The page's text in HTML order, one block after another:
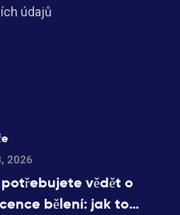
údajů
2026
potřebujete vědět o
bělení: jak to